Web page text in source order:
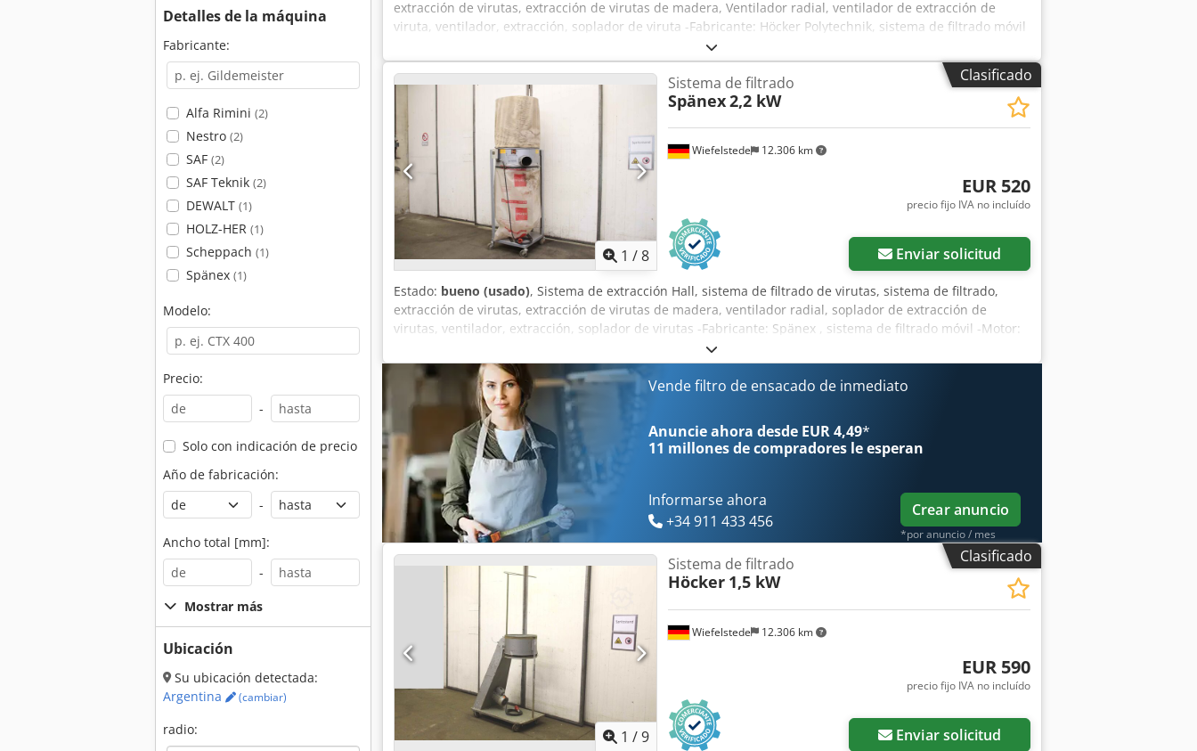
Detalles de la máquina
Fabricante:
Alfa Rimini (2)
Nestro (2)
SAF (2)
SAF Teknik (2)
DEWALT (1)
HOLZ-HER (1)
Scheppach (1)
Spänex (1)
Modelo:
Precio:
-
Solo con indicación de precio
Año de fabricación:
-
Ancho total [mm]:
-
Mostrar más
Ubicación
Su ubicación detectada:
Argentina
(cambiar)
radio:
extracción de virutas, extracción de virutas de madera, Ventilador radial, ventilador de extracción de
viruta, ventilador, extracción, soplador de viruta -Fabricante: Höcker Polytechnik, sistema de filtrado móvil
-Potencia del motor: 2,2 kW -Velocidad: 2860 rpm Chedjwk Ea Rspfx Agxsa -Entrada de conexión: Ø 160
mm -Base: sobre ruedas -Dimensiones: 1110/810/H1700 mm -Peso: 80 kg
Clasificado
1 /8
Wiefelstede 12.306 km
Sistema de filtrado
Spänex2,2 kW
EUR 520
precio fijo IVA no incluído
Enviar solicitud
Estado: bueno (usado), Sistema de extracción Hall, sistema de filtrado de virutas, sistema de filtrado,
extracción de virutas, extracción de virutas de madera, ventilador radial, soplador de extracción de
virutas, ventilador, extracción, soplador de virutas -Fabricante: Spänex , sistema de filtrado móvil -Motor:
Siemens 0,75 kW -Velocidad: 2850 rpm Chjdporz Szaefx Agxea -Conexión de entrada: Ø 140 mm -Bastidor:
sobre ruedas -Dimensiones: 680/680/H2290 mm -Peso: 60 kg
Vende filtro de ensacado de inmediato
Anuncie ahora desde EUR 4,49*
11 millones de compradores le esperan
Informarse ahora
+34 911 433 456
Crear anuncio
*por anuncio / mes
Clasificado
1 /9
Wiefelstede 12.306 km
Sistema de filtrado
Höcker 1,5 kW
EUR 590
precio fijo IVA no incluído
Enviar solicitud